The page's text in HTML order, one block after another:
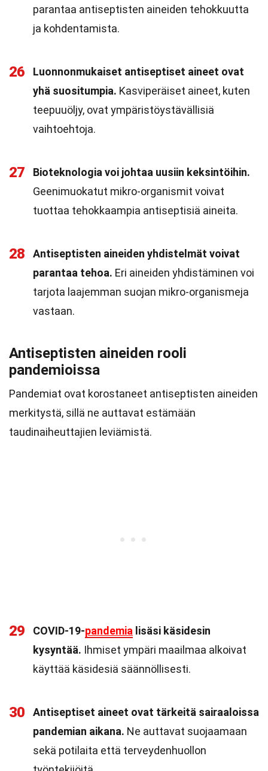
parantaa antiseptisten aineiden tehokkuutta
ja kohdentamista.
26
Luonnonmukaiset antiseptiset aineet ovat
yhä suositumpia. Kasviperäiset aineet, kuten
teepuuöljy, ovat ympäristöystävällisiä
vaihtoehtoja.
27
Bioteknologia voi johtaa uusiin keksintöihin.
Geenimuokatut mikro-organismit voivat
tuottaa tehokkaampia antiseptisiä aineita.
28
Antiseptisten aineiden yhdistelmät voivat
parantaa tehoa. Eri aineiden yhdistäminen voi
tarjota laajemman suojan mikro-organismeja
vastaan.
Antiseptisten aineiden rooli
pandemioissa
Pandemiat ovat korostaneet antiseptisten aineiden
merkitystä, sillä ne auttavat estämään
taudinaiheuttajien leviämistä.
29 COVID-19-pandemia lisäsi käsidesin
kysyntää. Ihmiset ympäri maailmaa alkoivat
käyttää käsidesiä säännöllisesti.
30
Antiseptiset aineet ovat tärkeitä sairaaloissa
pandemian aikana. Ne auttavat suojaamaan
sekä potilaita että terveydenhuollon